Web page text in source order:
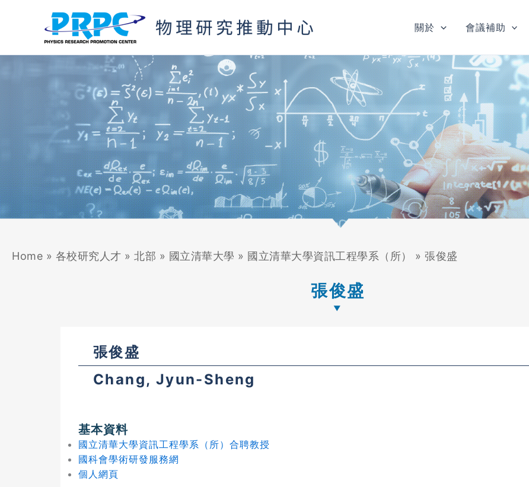
內
容
關於 會議補助
Home » 各校研究人才 » 北部 » 國立清華大學 » 國立清華大學資訊工程學系（所） » 張俊盛
張俊盛
張俊盛
Chang, Jyun-Sheng
基本資料
國立清華大學資訊工程學系（所）合聘教授
國科會學術研發服務網
個人網頁